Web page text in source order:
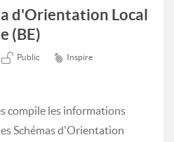
d'Orientation Local
(BE)
Public Inspire
compile les informations
Schémas d'Orientation